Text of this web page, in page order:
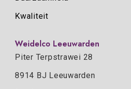
Kwaliteit
Weidelco Leeuwarden
Piter Terpstrawei 28
8914 BJ Leeuwarden